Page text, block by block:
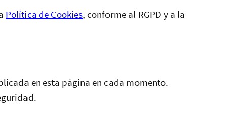
Política de Cookies, conforme al RGPD y a la
en esta página en cada momento.